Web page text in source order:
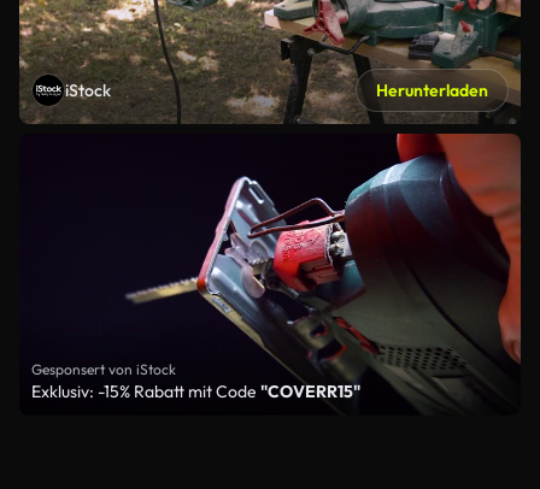
iStock Herunterladen
Gesponsert von iStock
Exklusiv: -15% Rabatt mit Code "COVERR15"